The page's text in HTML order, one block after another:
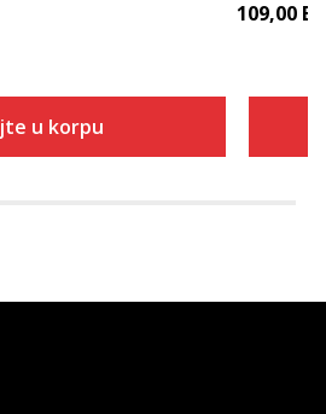
u korpu
109,00